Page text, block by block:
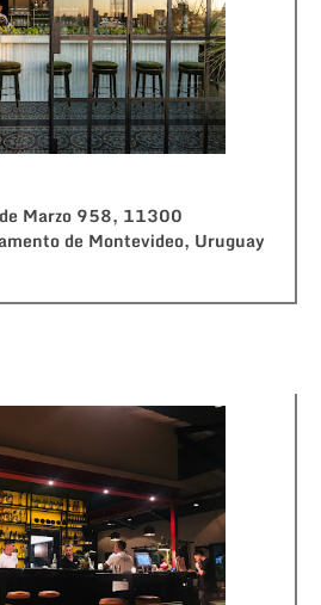
Marzo 958, 11300
de Montevideo, Uruguay